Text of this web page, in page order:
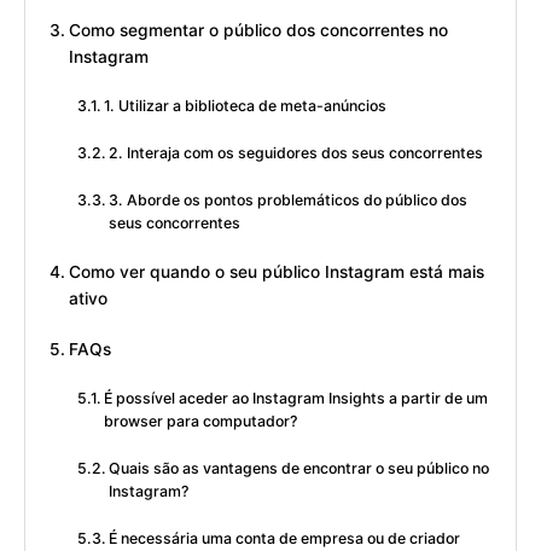
Como segmentar o público dos concorrentes no
Instagram
1. Utilizar a biblioteca de meta-anúncios
2. Interaja com os seguidores dos seus concorrentes
3. Aborde os pontos problemáticos do público dos
seus concorrentes
Como ver quando o seu público Instagram está mais
ativo
FAQs
É possível aceder ao Instagram Insights a partir de um
browser para computador?
Quais são as vantagens de encontrar o seu público no
Instagram?
É necessária uma conta de empresa ou de criador